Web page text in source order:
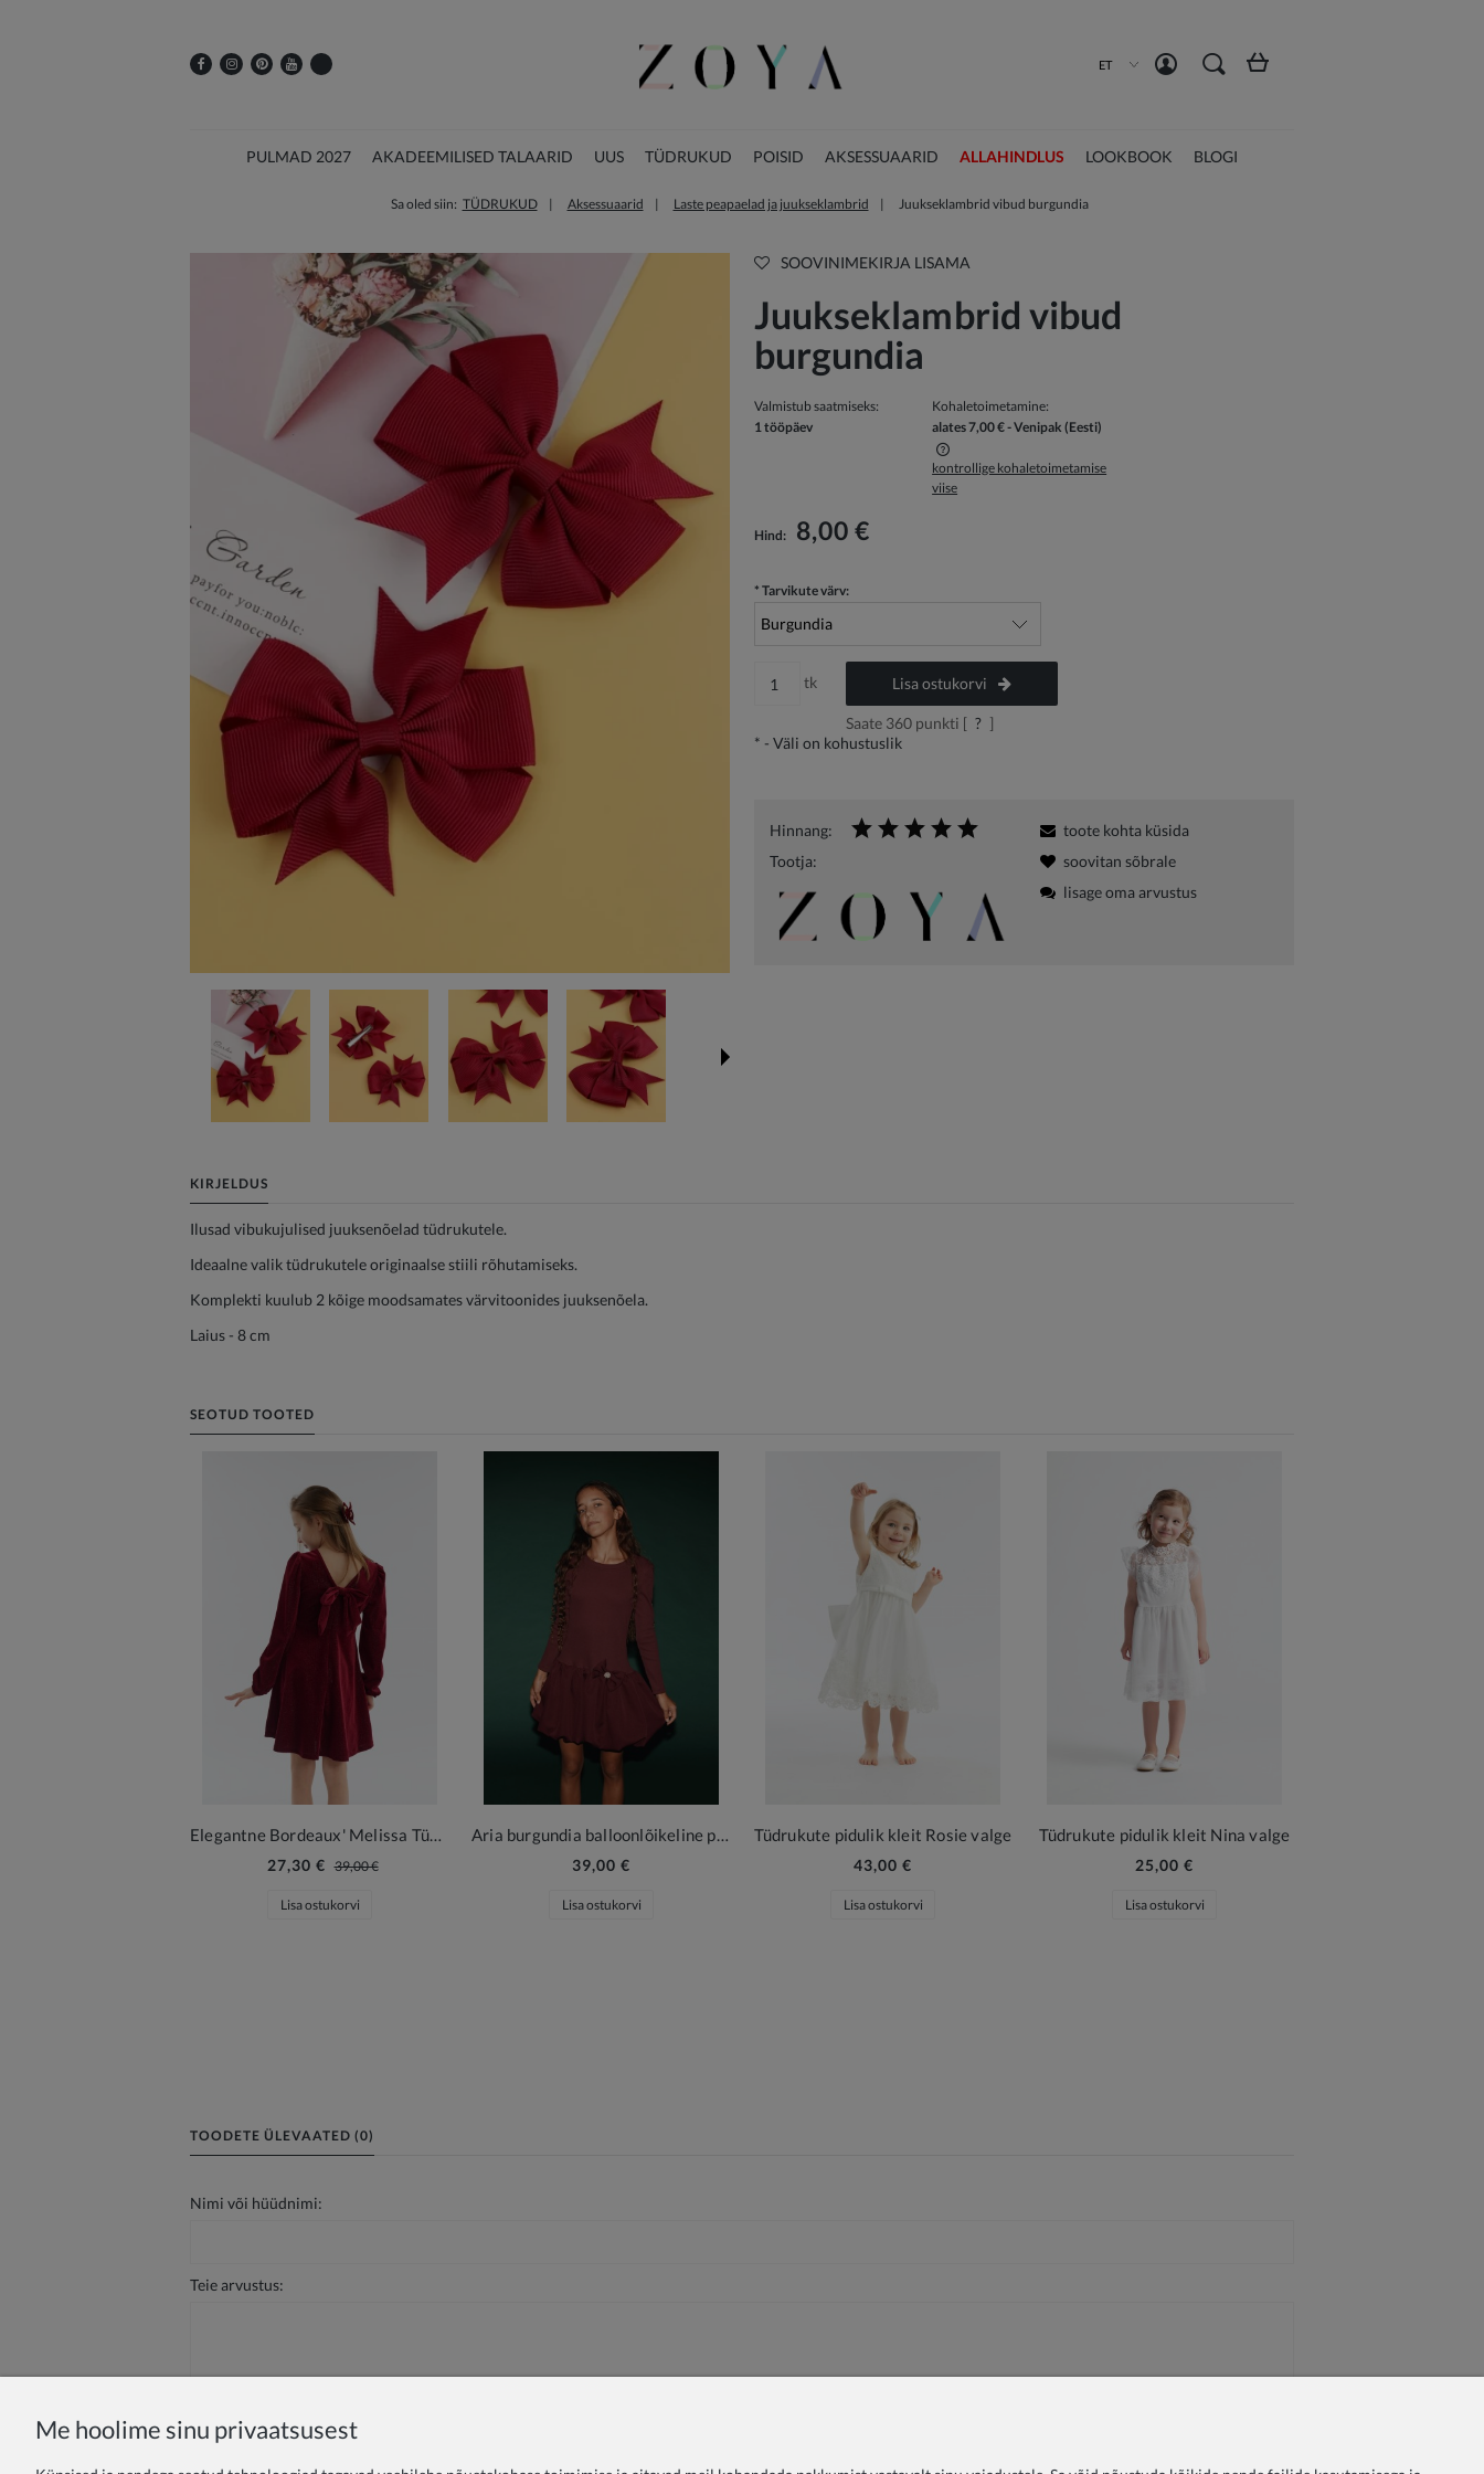
ET
PULMAD 2027 AKADEEMILISED TALAARID UUS TÜDRUKUD POISID AKSESSUAARID ALLAHINDLUS LOOKBOOK BLOGI
Sa oled siin: TÜDRUKUD Aksessuaarid Laste peapaelad ja juukseklambrid Juukseklambrid vibud burgundia
SOOVINIMEKIRJA LISAMA
Juukseklambrid vibud
burgundia
Valmistub saatmiseks:
1 tööpäev
Kohaletoimetamine:
alates 7,00 €- Venipak (Eesti)
Hind ei sisalda võimalikke maksekulusid
kontrollige kohaletoimetamise
viise
Hind: 8,00 €
* Tarvikute värv:
tk Lisa ostukorvi
Saate 360punkti [ ? ]
* - Väli on kohustuslik
Hinnang:
Tootja:
toote kohta küsida
soovitan sõbrale
lisage oma arvustus
KIRJELDUS
Ilusad vibukujulised juuksenõelad tüdrukutele.
Ideaalne valik tüdrukutele originaalse stiili rõhutamiseks.
Komplekti kuulub 2 kõige moodsamates värvitoonides juuksenõela.
Laius - 8 cm
SEOTUD TOOTED
Elegantne Bordeaux' Melissa Tüdrukute Kleit
27,30 € 39,00 €
Lisa ostukorvi
Aria burgundia balloonlõikeline pidulik kleit tüdrukule
39,00 €
Lisa ostukorvi
Tüdrukute pidulik kleit Rosie valge
43,00 €
Lisa ostukorvi
Tüdrukute pidulik kleit Nina valge
25,00 €
Lisa ostukorvi
TOODETE ÜLEVAATED (0)
Nimi või hüüdnimi:
Teie arvustus:
Saada
Me hoolime sinu privaatsusest